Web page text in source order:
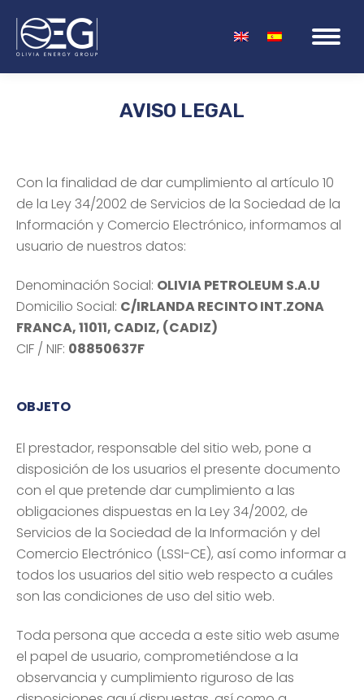
AVISO LEGAL
Con la finalidad de dar cumplimiento al artículo 10
de la Ley 34/2002 de Servicios de la Sociedad de la
Información y Comercio Electrónico, informamos al
usuario de nuestros datos:
Denominación Social: OLIVIA PETROLEUM S.A.U
Domicilio Social: C/IRLANDA RECINTO INT.ZONA
FRANCA, 11011, CADIZ, (CADIZ)
CIF / NIF: 08850637F
OBJETO
El prestador, responsable del sitio web, pone a
disposición de los usuarios el presente documento
con el que pretende dar cumplimiento a las
obligaciones dispuestas en la Ley 34/2002, de
Servicios de la Sociedad de la Información y del
Comercio Electrónico (LSSI-CE), así como informar a
todos los usuarios del sitio web respecto a cuáles
son las condiciones de uso del sitio web.
Toda persona que acceda a este sitio web asume
el papel de usuario, comprometiéndose a la
observancia y cumplimiento riguroso de las